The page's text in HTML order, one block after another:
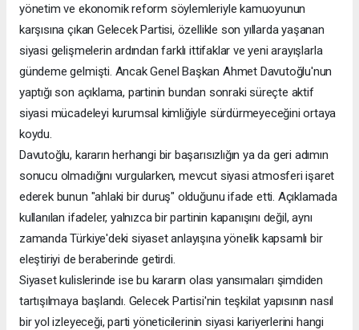
yönetim ve ekonomik reform söylemleriyle kamuoyunun
karşısına çıkan Gelecek Partisi, özellikle son yıllarda yaşanan
siyasi gelişmelerin ardından farklı ittifaklar ve yeni arayışlarla
gündeme gelmişti. Ancak Genel Başkan Ahmet Davutoğlu'nun
yaptığı son açıklama, partinin bundan sonraki süreçte aktif
siyasi mücadeleyi kurumsal kimliğiyle sürdürmeyeceğini ortaya
koydu.
Davutoğlu, kararın herhangi bir başarısızlığın ya da geri adımın
sonucu olmadığını vurgularken, mevcut siyasi atmosferi işaret
ederek bunun "ahlaki bir duruş" olduğunu ifade etti. Açıklamada
kullanılan ifadeler, yalnızca bir partinin kapanışını değil, aynı
zamanda Türkiye'deki siyaset anlayışına yönelik kapsamlı bir
eleştiriyi de beraberinde getirdi.
Siyaset kulislerinde ise bu kararın olası yansımaları şimdiden
tartışılmaya başlandı. Gelecek Partisi'nin teşkilat yapısının nasıl
bir yol izleyeceği, parti yöneticilerinin siyasi kariyerlerini hangi